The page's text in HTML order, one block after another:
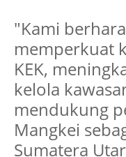
"Kami
memperkuat
KEK,
kelola
mendukung
Mangkei
Sumatera